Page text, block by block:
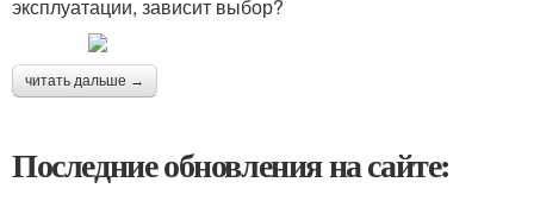
эксплуатации, зависит выбор?
читать дальше →
Последние обновления на сайте: